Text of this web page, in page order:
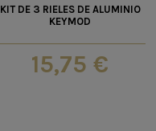
KIT DE 3 RIELES DE ALUMINIO
KEYMOD
15,75 €